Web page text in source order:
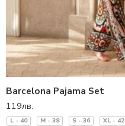
Barcelona Pajama Set
119лв.
L - 40 M - 38 S - 36 XL - 42